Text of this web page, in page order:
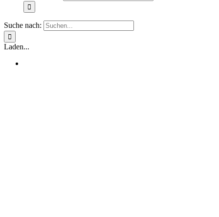
Suche nach:
Laden...